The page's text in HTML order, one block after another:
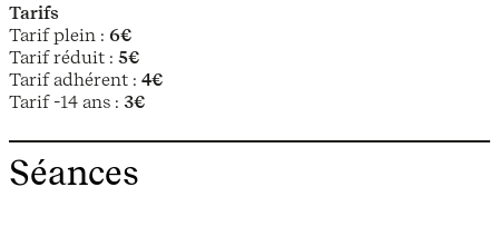
Tarifs
Tarif plein : 6€
Tarif réduit : 5€
Tarif adhérent : 4€
Tarif -14 ans : 3€
Séances